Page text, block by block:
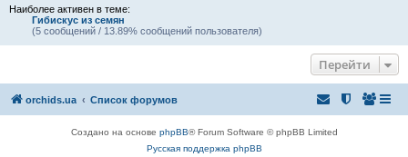
Наиболее активен в теме:
Гибискус из семян
(5 сообщений / 13.89% сообщений пользователя)
Перейти
orchids.ua Список форумов
Создано на основе phpBB® Forum Software © phpBB Limited
Русская поддержка phpBB